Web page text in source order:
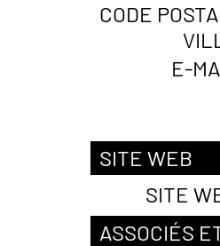
CODE
E-
SITE WEB
SITE
ASSOCIÉS